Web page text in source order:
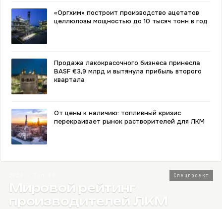
«Оргхим» построит производство ацетатов
целлюлозы мощностью до 10 тысяч тонн в год
Продажа лакокрасочного бизнеса принесла
BASF €3,9 млрд и вытянула прибыль второго
квартала
От цены к наличию: топливный кризис
перекраивает рынок растворителей для ЛКМ
Спецпроект
Мировой рейтинг
производителей ЛКМ